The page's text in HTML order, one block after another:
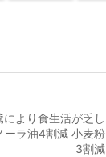
より食生活が乏し
ーラ油4割減 小麦粉
3割減